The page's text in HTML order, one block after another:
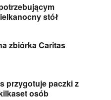
stół
zbiórka Caritas
przygotuje paczki z
osób